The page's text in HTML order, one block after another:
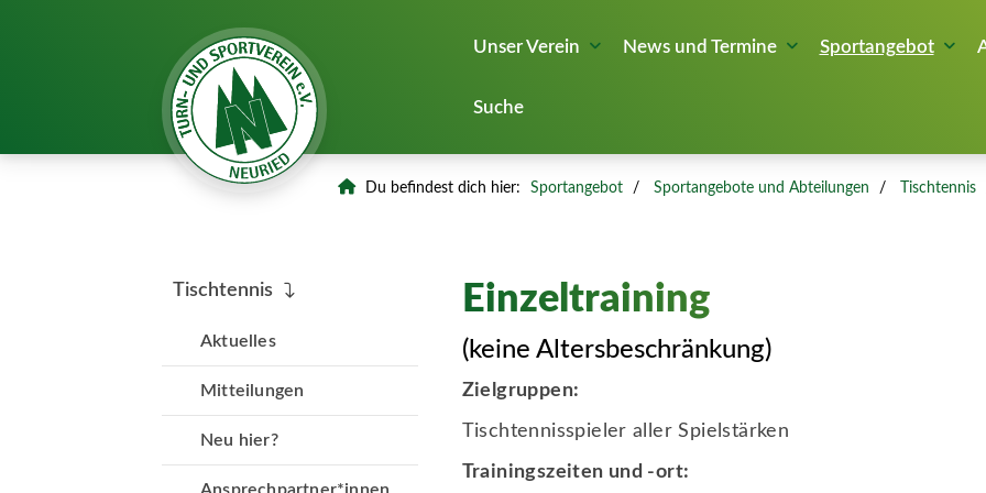
Unser Verein News und Termine Sportangebot
Suche
Du befindest dich hier: Sportangebot Sportangebote und Abteilungen Tischtennis
Einzeltraining
(keine Altersbeschränkung)
Zielgruppen:
Tischtennisspieler aller Spielstärken
Trainingszeiten und -ort:
Tischtennis
Aktuelles
Mitteilungen
Neu hier?